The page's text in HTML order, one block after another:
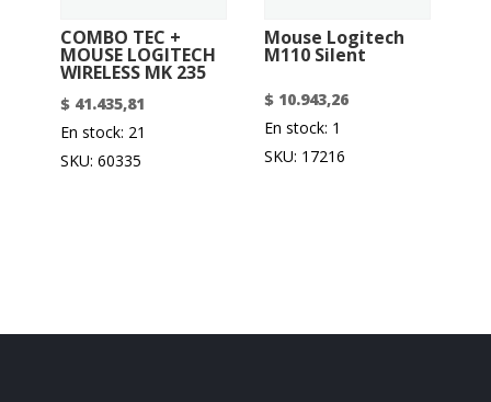
COMBO TEC +
MOUSE LOGITECH
WIRELESS MK 235
$41.435,81
En stock: 21
SKU: 60335
Mouse Logitech
M110 Silent
$ 10.943,26
En stock: 1
SKU: 17216